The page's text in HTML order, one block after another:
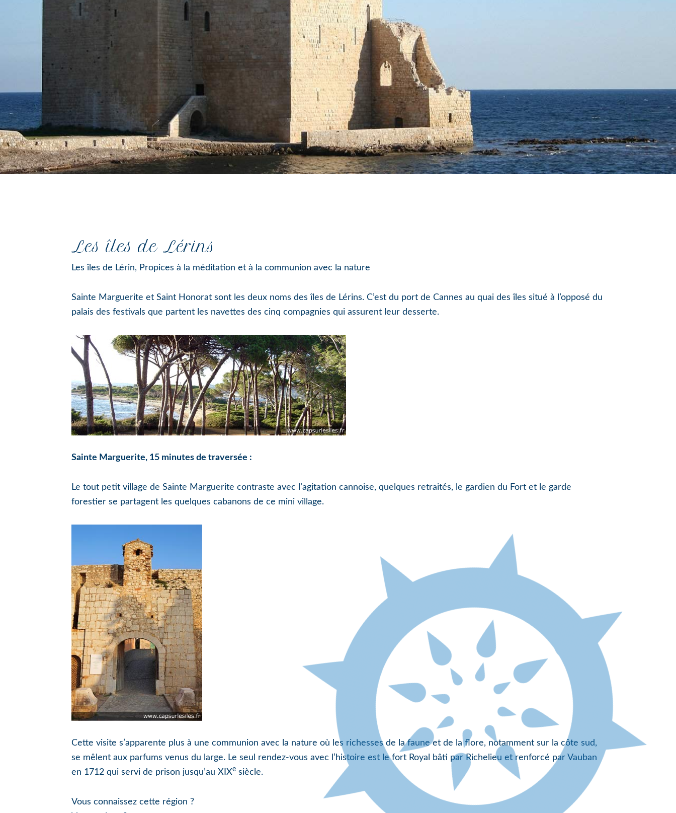
Les îles de Lérins
Les îles de Lérin, Propices à la méditation et à la communion avec la nature
Sainte Marguerite et Saint Honorat sont les deux noms des îles de Lérins. C’est du port de Cannes au quai des îles situé à l’opposé du
palais des festivals que partent les navettes des cinq compagnies qui assurent leur desserte.
Sainte Marguerite, 15 minutes de traversée :
Le tout petit village de Sainte Marguerite contraste avec l’agitation cannoise, quelques retraités, le gardien du Fort et le garde
forestier se partagent les quelques cabanons de ce mini village.
Cette visite s’apparente plus à une communion avec la nature où les richesses de la faune et de la flore, notamment sur la côte sud,
se mêlent aux parfums venus du large. Le seul rendez-vous avec l’histoire est le fort Royal bâti par Richelieu et renforcé par Vauban
en 1712 qui servi de prison jusqu’au XIXe siècle.
Vous connaissez cette région ?